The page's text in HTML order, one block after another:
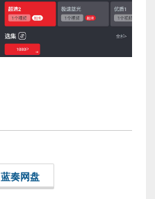
蓝奏网盘